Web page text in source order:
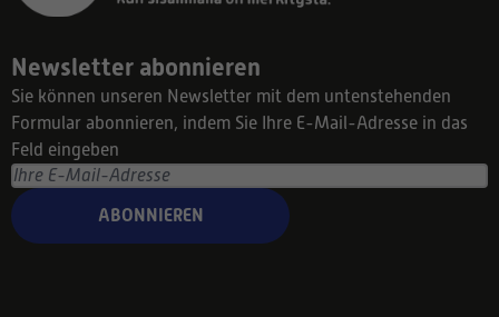
Newsletter abonnieren
Sie können unseren Newsletter mit dem untenstehenden
Formular abonnieren, indem Sie Ihre E-Mail-Adresse in das
Feld eingeben
ABONNIEREN